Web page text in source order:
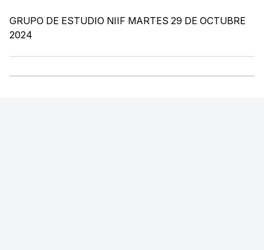
GRUPO DE ESTUDIO NIIF MARTES 29 DE OCTUBRE
2024